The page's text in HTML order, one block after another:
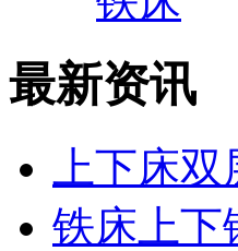
最新资讯
上下床
铁床上下